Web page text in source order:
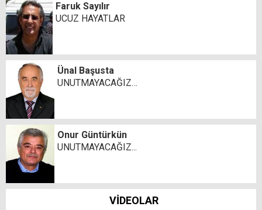
Faruk Sayılır
UCUZ HAYATLAR
Ünal Başusta
UNUTMAYACAĞIZ…
Onur Güntürkün
UNUTMAYACAĞIZ...
VİDEOLAR